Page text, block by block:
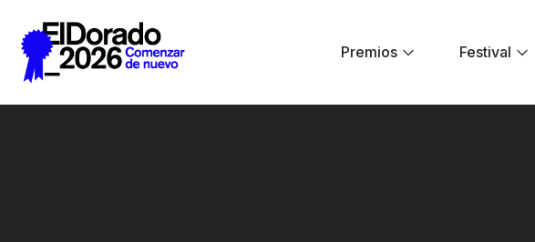
Premios
Festival